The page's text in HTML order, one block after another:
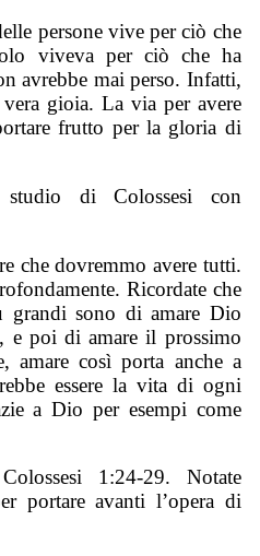
persone vive per ciò che
viveva per ciò che ha
avrebbe mai perso. Infatti,
gioia. La via per avere
frutto per la gloria di
di Colossesi con
che dovremmo avere tutti.
Ricordate che
grandi sono di amare Dio
e poi di amare il prossimo
amare così porta anche a
essere la vita di ogni
a Dio per esempi come
1:24-29. Notate
portare avanti l’opera di